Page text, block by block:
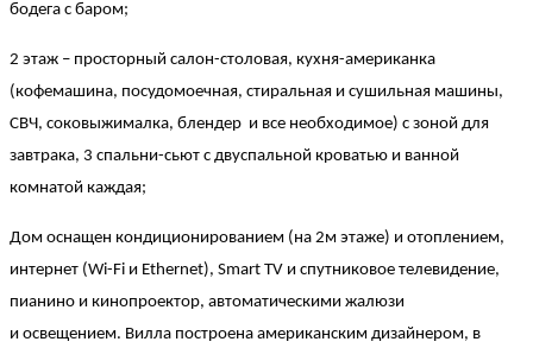
бодега с баром;
2 этаж – просторный салон-столовая, кухня-американка
(кофемашина, посудомоечная, стиральная и сушильная машины,
СВЧ, соковыжималка, блендер и все необходимое) с зоной для
завтрака, 3 спальни-сьют с двуспальной кроватью и ванной
комнатой каждая;
Дом оснащен кондиционированием (на 2м этаже) и отоплением,
интернет (Wi-Fi и Ethernet), Smart TV и спутниковое телевидение,
пианино и кинопроектор, автоматическими жалюзи
и освещением. Вилла построена американским дизайнером, в